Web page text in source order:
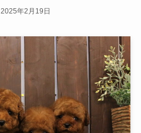
2025年2月19日